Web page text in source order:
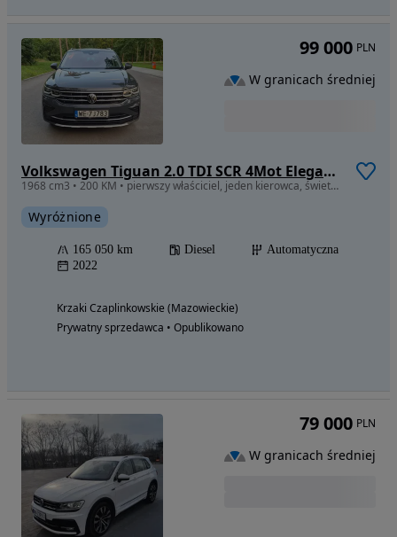
Volkswagen Tiguan 2.0 TDI SCR 4Mot Elegance DSG
1968 cm3 • 200 KM • pierwszy właściciel, jeden kierowca, świetny stan
Wyróżnione
165 050 km Diesel
Automatyczna
2022
Krzaki Czaplinkowskie (Mazowieckie)
Prywatny sprzedawca • Opublikowano
99 000 PLN
W granicach średniej
79 000 PLN
W granicach średniej